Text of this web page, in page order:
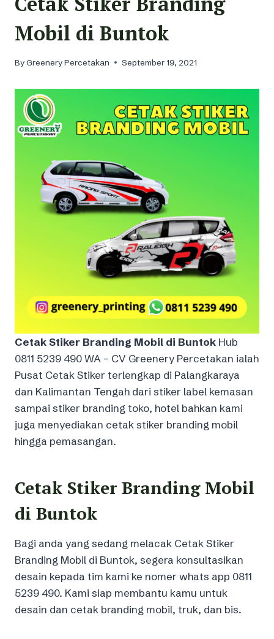
Mobil di Buntok
ByGreenery Percetakan September 19, 2021
Cetak Stiker Branding Mobil di Buntok Hub
0811 5239 490 WA – CV Greenery Percetakan ialah
Pusat Cetak Stiker terlengkap di Palangkaraya
dan Kalimantan Tengah dari stiker label kemasan
sampai stiker branding toko, hotel bahkan kami
juga menyediakan cetak stiker branding mobil
hingga pemasangan.
Cetak Stiker Branding Mobil
di Buntok
Bagi anda yang sedang melacak Cetak Stiker
Branding Mobil di Buntok, segera konsultasikan
desain kepada tim kami ke nomer whats app 0811
5239 490. Kami siap membantu kamu untuk
desain dan cetak branding mobil, truk, dan bis.